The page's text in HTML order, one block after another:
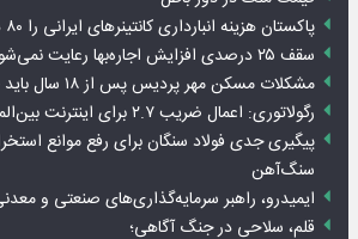
پاکستان هزینه انبارداری کانتینرهای ایرانی را ۸۰ درصد کاهش داد
سقف ۲۵ درصدی افزایش اجاره‌بها رعایت نمی‌شود
مشکلات مسکن مهر پردیس پس از ۱۸ سال باید حل شود
رگولاتوری: اعمال ضریب ۲.۷ برای اینترنت بین‌الملل صحت ندارد
پیگیری جدی فولاد سنگان برای رفع موانع
سنگ‌آهن
ایمیدرو، راهبر سرمایه‌گذاری‌های صنعتی و
قلم، سلاحی در جنگ آگاهی؛